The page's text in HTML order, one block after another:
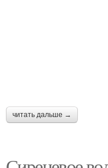
читать дальше →